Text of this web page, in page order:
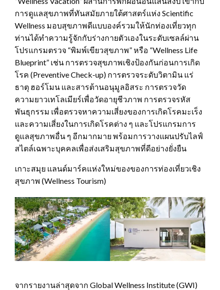
การดูแลสุขภาพที่ทันสมัยภายใต้ศาสตร์แห่ง Scientific
Wellness มอบสุขภาพดีแบบองค์รวมให้นักท่องเที่ยวทุก
ท่านได้ทำความรู้จักกับร่างกายตัวเองในระดับเซลล์ผ่าน
โปรแกรมตรวจ “พิมพ์เขียวสุขภาพ” หรือ “Wellness Life
Blueprint” เช่น การตรวจสุขภาพเชิงป้องกันก่อนการเกิด
โรค (Preventive Check-up) การตรวจระดับวิตามิน แร่
ธาตุ ฮอร์โมน และสารต้านอนุมูลอิสระ การตรวจวัด
ความยาวเทโลเมียร์เพื่อวัดอายุชีวภาพ การตรวจรหัส
พันธุกรรม เพื่อตรวจหาความเสี่ยงของการเกิดโรคมะเร็ง
และความเสี่ยงในการเกิดโรคต่าง ๆ และโปรแกรมการ
ดูแลสุขภาพอื่น ๆ อีกมากมาย พร้อมการวางแผนปรับไลฟ์
สไตล์เฉพาะบุคคลเพื่อส่งเสริมสุขภาพที่ดีอย่างยั่งยืน
เกาะสมุย แลนด์มาร์คแห่งใหม่ของของการท่องเที่ยวเชิง
สุขภาพ (Wellness Tourism)
จากรายงานล่าสุดจาก Global Wellness Institute (GWI)